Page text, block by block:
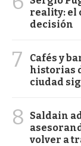
reality: el
decisión
7
Cafés y
historias
ciudad
8
Saldain
volver a